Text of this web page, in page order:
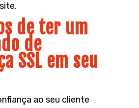
de ter um
de
SSL em seu
ao seu cliente